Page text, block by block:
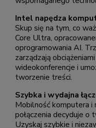
Intel napędza
Skup się na tym, co
Core Ultra,
oprogramowania AI.
zarządzają
wideokonferencje i
tworzenie treści.
Szybka i wydajna
Mobilność komputera i
połączenia decyduje o
Uzyskaj szybkie i